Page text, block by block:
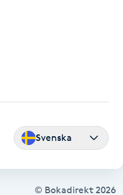
Svenska
© Bokadirekt 2026